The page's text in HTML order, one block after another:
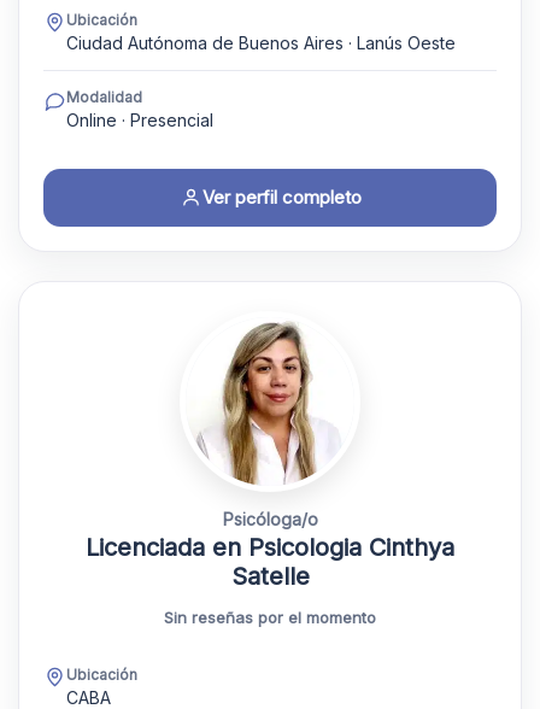
Ubicación
Ciudad Autónoma de Buenos Aires · Lanús Oeste
Modalidad
Online · Presencial
Ver perfil completo
Psicóloga/o
Licenciada en Psicologia Cinthya
Satelle
Sin reseñas por el momento
Ubicación
CABA